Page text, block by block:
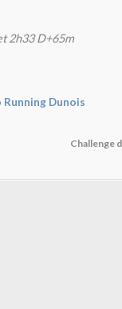
2h33 D+65m
Running Dunois
Challenge